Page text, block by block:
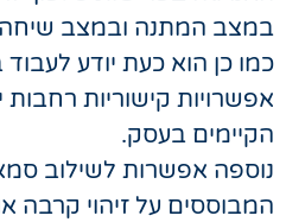
במצב המתנה ובמצב
כמו כן הוא כעת יודע
אפשרויות קישוריות רחבות
הקיימים בעסק.
נוספה אפשרות לשילוב
המבוססים על זיהוי קרבה